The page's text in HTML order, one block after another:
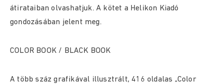
átirataiban olvashatjuk. A kötet a Helikon Kiadó
gondozásában jelent meg.
COLOR BOOK / BLACK BOOK
A több száz grafikával illusztrált, 416 oldalas „Color